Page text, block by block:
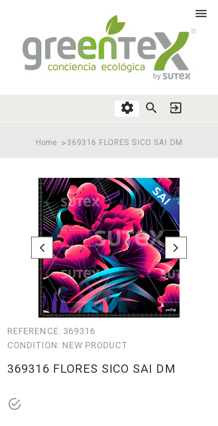
Home 369316 FLORES SICO SAI DM
REFERENCE: 369316
CONDITION: NEW PRODUCT
369316 FLORES SICO SAI DM